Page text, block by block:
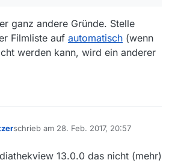
finde ich keine Aufstellung. Meine
Suchen im Forum waren aufwändig,
aber leider erfolglos und in den FAQ
sind sie auch nicht aufgeführt. Daher
ganz andere Gründe. Stelle
Filmliste auf automatisch (wenn
werden kann, wird ein anderer
schrieb am 28. Feb. 2017, 20:57
zuletzt editiert von
13.0.0 das nicht (mehr)